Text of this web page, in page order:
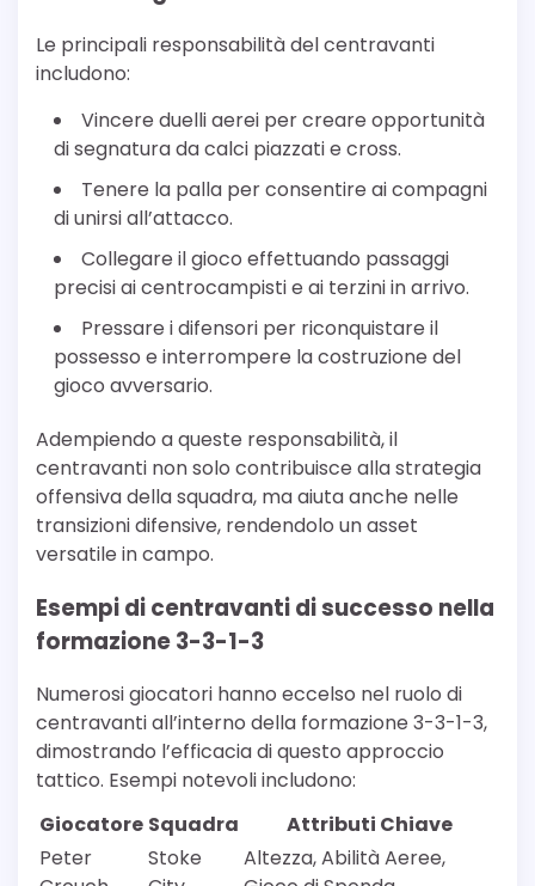
Le principali responsabilità del centravanti
includono:
Vincere duelli aerei per creare opportunità
di segnatura da calci piazzati e cross.
Tenere la palla per consentire ai compagni
di unirsi all’attacco.
Collegare il gioco effettuando passaggi
precisi ai centrocampisti e ai terzini in arrivo.
Pressare i difensori per riconquistare il
possesso e interrompere la costruzione del
gioco avversario.
Adempiendo a queste responsabilità, il
centravanti non solo contribuisce alla strategia
offensiva della squadra, ma aiuta anche nelle
transizioni difensive, rendendolo un asset
versatile in campo.
Esempi di centravanti di successo nella
formazione 3-3-1-3
Numerosi giocatori hanno eccelso nel ruolo di
centravanti all’interno della formazione 3-3-1-3,
dimostrando l’efficacia di questo approccio
tattico. Esempi notevoli includono:
Giocatore Squadra
Attributi Chiave
Peter
Stoke
Altezza, Abilità Aeree,